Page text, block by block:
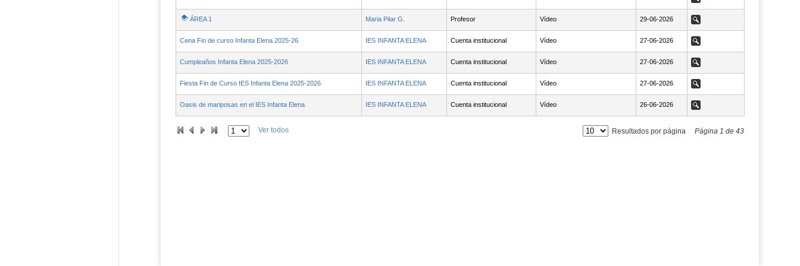
ÁREA 1 Maria Pilar G. Profesor Vídeo NaN29-06-2026
29-06-2026 Ver
Cena Fin de curso Infanta Elena 2025-26 IES INFANTA ELENA Cuenta institucional Vídeo NaN27-06-2026
27-06-2026 Ver
Cumpleaños Infanta Elena 2025-2026 IES INFANTA ELENA Cuenta institucional Vídeo NaN27-06-2026
27-06-2026 Ver
Fiesta Fin de Curso IES Infanta Elena 2025-2026 IES INFANTA ELENA Cuenta institucional Vídeo NaN27-06-2026
27-06-2026 Ver
Oasis de mariposas en el IES Infanta Elena IES INFANTA ELENA Cuenta institucional Vídeo NaN26-06-2026
26-06-2026 Ver
Ver todos Resultados por página Página 1 de 43